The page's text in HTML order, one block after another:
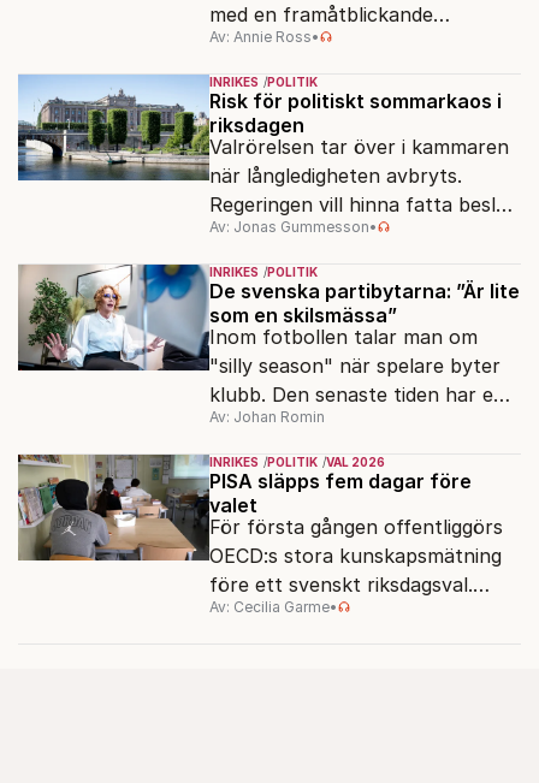
med en framåtblickande
strukturpolitik för att göra
Sverige långsiktigt hållbart,
jämlikt och kriståligt.
Av: Annie Ross•
INRIKES POLITIK
Risk för politiskt sommarkaos i
riksdagen
Valrörelsen tar över i kammaren
när långledigheten avbryts.
Regeringen vill hinna fatta beslut
före valet – men oppositionen
ser sin chans att pressa
Tidösidan.
Av: Jonas Gummesson•
INRIKES POLITIK
De svenska partibytarna: ”Är lite
som en skilsmässa”
Inom fotbollen talar man om
"silly season" när spelare byter
klubb. Den senaste tiden har en
rad svenska politiker bytt parti –
men varför, och vad skiljer
partiernas interna kulturer åt?
Av: Johan Romin
INRIKES POLITIK VAL 2026
PISA släpps fem dagar före
valet
För första gången offentliggörs
OECD:s stora kunskapsmätning
före ett svenskt riksdagsval.
Resultatet kan ge skolfrågan ny
Av: Cecilia Garme•